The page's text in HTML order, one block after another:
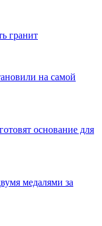
гранит
на самой
основание для
медалями за